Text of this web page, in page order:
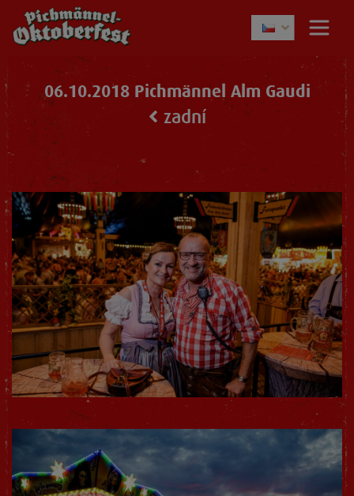
06.10.2018 Pichmännel Alm Gaudi
zadní